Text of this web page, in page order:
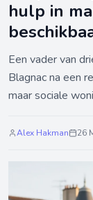
hulp in
Een vader van
Blagnac na een
maar sociale
Alex Hakman 26